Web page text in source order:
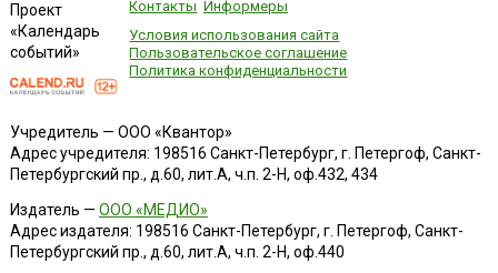
Проект
«Календарь
событий»
Контакты Информеры
Условия использования сайта
Пользовательское соглашение
Политика конфиденциальности
Учредитель — ООО «Квантор»
Адрес учредителя: 198516 Санкт-Петербург, г. Петергоф, Санкт-
Петербургский пр., д.60, лит.А, ч.п. 2-Н, оф.432, 434
Издатель — ООО «МЕДИО»
Адрес издателя: 198516 Санкт-Петербург, г. Петергоф, Санкт-
Петербургский пр., д.60, лит.А, ч.п. 2-Н, оф.440